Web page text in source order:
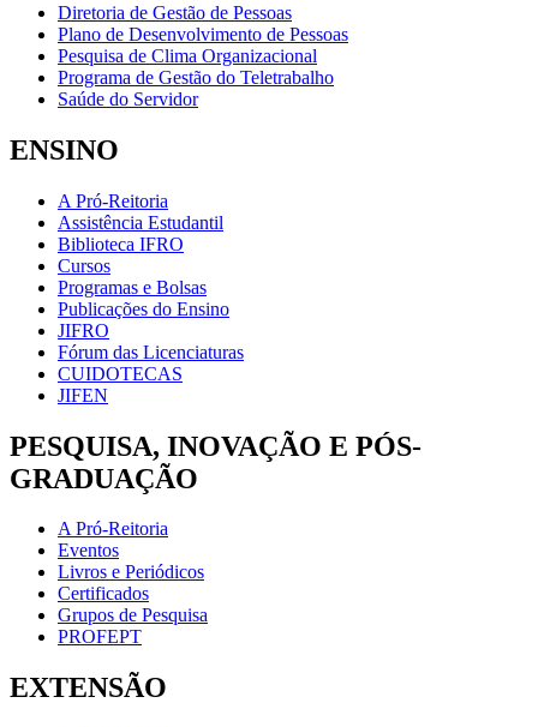
Diretoria de Gestão de Pessoas
Plano de Desenvolvimento de Pessoas
Pesquisa de Clima Organizacional
Programa de Gestão do Teletrabalho
Saúde do Servidor
ENSINO
A Pró-Reitoria
Assistência Estudantil
Biblioteca IFRO
Cursos
Programas e Bolsas
Publicações do Ensino
JIFRO
Fórum das Licenciaturas
CUIDOTECAS
JIFEN
PESQUISA, INOVAÇÃO E PÓS-
GRADUAÇÃO
A Pró-Reitoria
Eventos
Livros e Periódicos
Certificados
Grupos de Pesquisa
PROFEPT
EXTENSÃO